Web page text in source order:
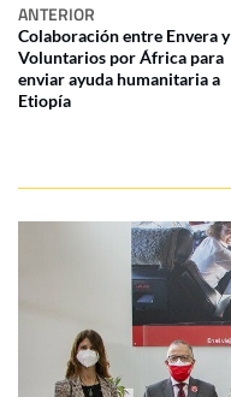
ANTERIOR
Colaboración entre Envera y
Voluntarios por África para
enviar ayuda humanitaria a
Etiopía